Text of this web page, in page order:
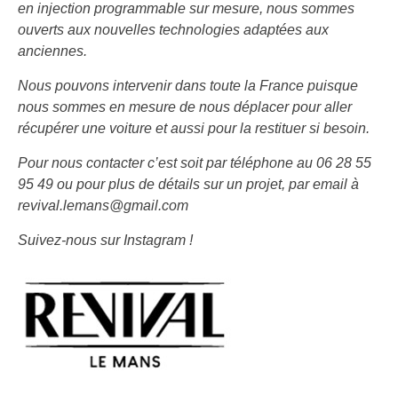
en injection programmable sur mesure, nous sommes
ouverts aux nouvelles technologies adaptées aux
anciennes.
Nous pouvons intervenir dans toute la France puisque
nous sommes en mesure de nous déplacer pour aller
récupérer une voiture et aussi pour la restituer si besoin.
Pour nous contacter c’est soit par téléphone au 06 28 55
95 49 ou pour plus de détails sur un projet, par email à
revival.lemans@gmail.com
Suivez-nous sur Instagram !